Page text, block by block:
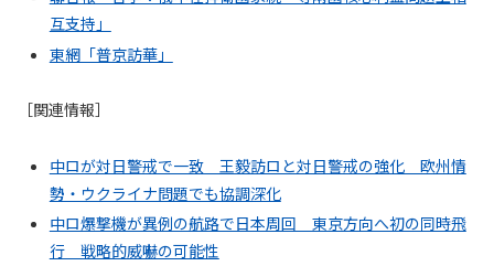
互支持」
東網「普京訪華」
［関連情報］
中ロが対日警戒で一致 王毅訪ロと対日警戒の強化 欧州情
勢・ウクライナ問題でも協調深化
中ロ爆撃機が異例の航路で日本周回 東京方向へ初の同時飛
行 戦略的威嚇の可能性